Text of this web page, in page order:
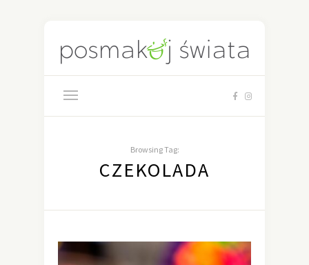
Browsing Tag:
CZEKOLADA